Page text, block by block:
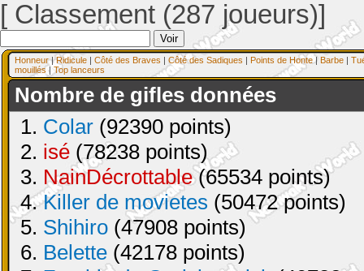
[ Classement (287 joueurs)]
Honneur|Ridicule | Côté des Braves | Côté des Sadiques | Points de Honte| Barbe |
mouillés| Top lanceurs
Nombre de gifles données
1. Colar (92390 points)
2. isé (78238 points)
3. NainDécrottable(65534 points)
4.Killer de movietes (50472 points)
5. Shihiro (47908 points)
6. Belette (42178 points)